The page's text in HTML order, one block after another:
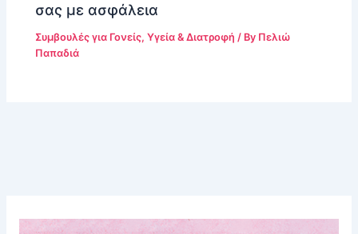
σας με ασφάλεια
Συμβουλές για Γονείς,Υγεία & Διατροφή / By Πελιώ
Παπαδιά